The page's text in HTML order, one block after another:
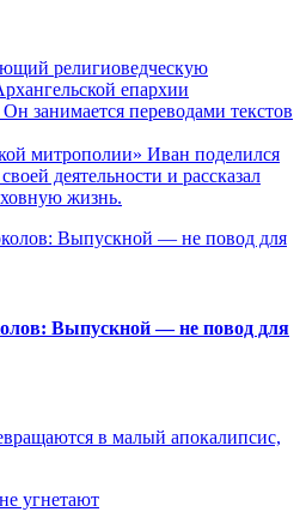
религиоведческую
епархии
занимается переводами текстов
митрополии» Иван поделился
деятельности и рассказал
жизнь.
Выпускной — не повод для
в малый апокалипсис,